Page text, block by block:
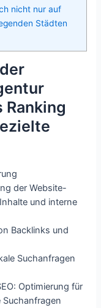
nicht nur auf
Städten
Ranking
der Website-
und interne
Backlinks und
Suchanfragen
Optimierung für